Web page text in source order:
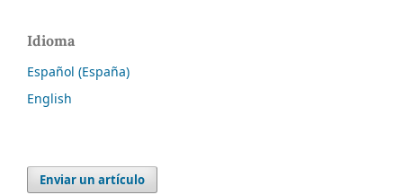
Idioma
Español (España)
English
Enviar un artículo